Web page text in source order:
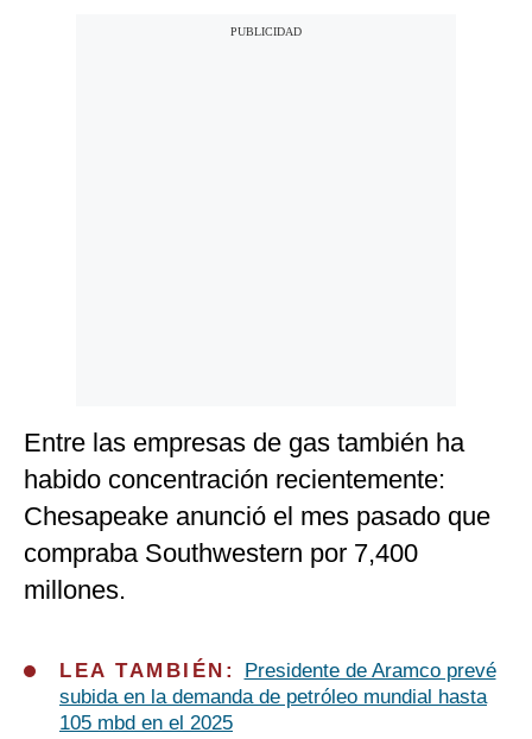
Entre las empresas de gas también ha
habido concentración recientemente:
Chesapeake anunció el mes pasado que
compraba Southwestern por 7,400
millones.
LEA TAMBIÉN:
Presidente de Aramco prevé
subida en la demanda de petróleo mundial hasta
105 mbd en el 2025